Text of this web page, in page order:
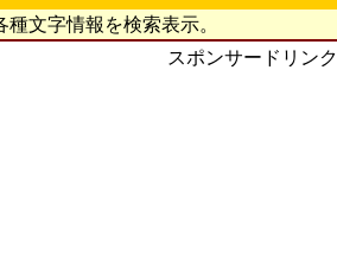
文字情報を検索表示。
スポンサードリンク